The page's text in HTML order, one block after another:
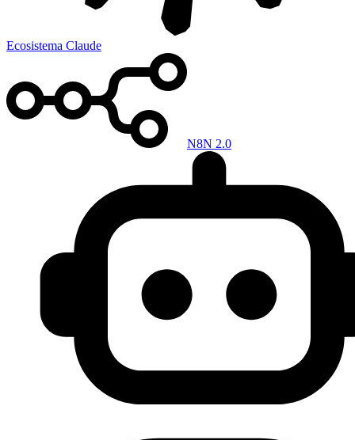
Ecosistema Claude
N8N 2.0